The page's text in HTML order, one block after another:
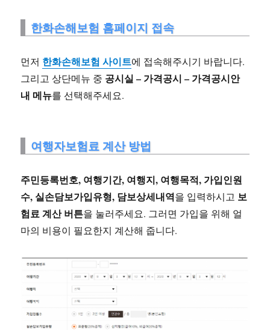
한화손해보험 홈페이지 접속
먼저 한화손해보험 사이트에 접속해주시기 바랍니다.
그리고 상단메뉴 중 공시실 – 가격공시 – 가격공시안
내 메뉴를 선택해주세요.
여행자보험료 계산 방법
주민등록번호, 여행기간, 여행지, 여행목적, 가입인원
수, 실손담보가입유형, 담보상세내역을 입력하시고 보
험료 계산 버튼을 눌러주세요. 그러면 가입을 위해 얼
마의 비용이 필요한지 계산해 줍니다.